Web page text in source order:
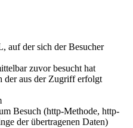
auf der sich der Besucher
zuvor besucht hat
der aus der Zugriff erfolgt
Besuch (http-Methode, http-
der übertragenen Daten)